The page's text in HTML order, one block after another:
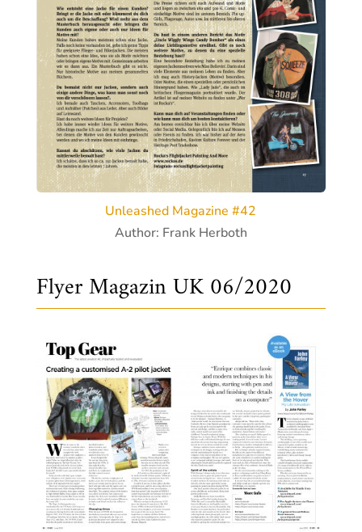
Unleashed Magazine #42
Author: Frank Herboth
Flyer Magazin UK 06/2020